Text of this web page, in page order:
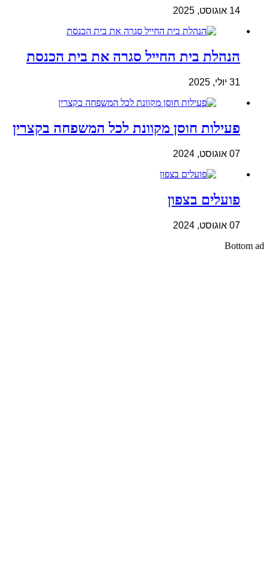
14 אוגוסט, 2025
הנהלת בית החייל סגרה את בית הכנסת
31 יולי, 2025
פעילות חוסן מקוונת לכל המשפחה בקצרין
07 אוגוסט, 2024
פועלים בצפון
07 אוגוסט, 2024
Bottom ad